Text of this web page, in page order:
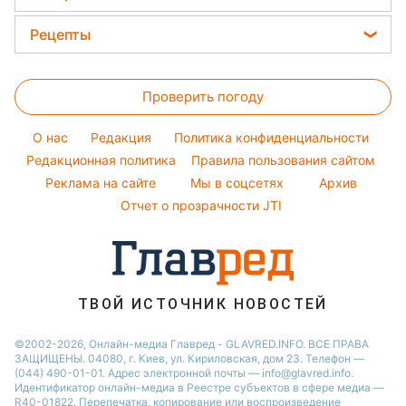
Новости Запорожья
Новости Житомира
Новости Одессы
Новости моды
Советы от Андре Тана
Окрашивание волос
Елена Зеленская
Ани Лорак
Кейт Миддлтон
Максим Галкин
Настя Каменских
Виталий Козловский
София Ротару
Ольга Сумская
Головоломки
Тесты по картинке
Оптические иллюзии
Народные приметы
Все о шоу-бизнесе
Рецепты
Простые блюда
Легкие десерты
Напитки
Праздничное меню
Проверить погоду
O нас Редакция
Политика конфиденциальности
Редакционная политика
Правила пользования сайтом
Реклама на сайте
Мы в соцсетях
Архив
Отчет о прозрачности JTI
ТВОЙ ИСТОЧНИК НОВОСТЕЙ
©2002-2026, Онлайн-медиа Главред - GLAVRED.INFO. ВСЕ ПРАВА
ЗАЩИЩЕНЫ. 04080, г. Киев, ул. Кириловская, дом 23. Телефон —
(044) 490-01-01. Адрес электронной почты — info@glavred.info.
Идентификатор онлайн-медиа в Реестре cубъектов в сфере медиа —
R40-01822. Перепечатка, копирование или воспроизведение